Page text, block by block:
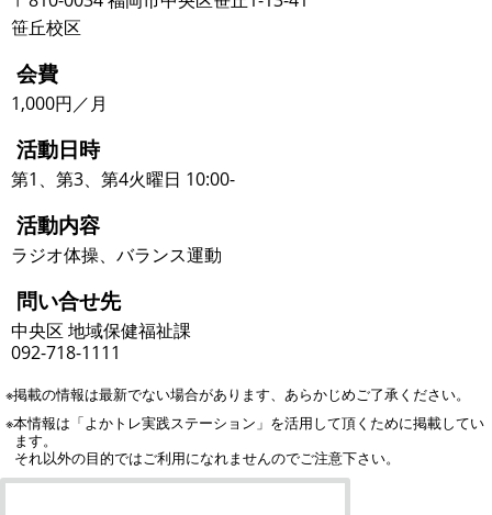
笹丘校区
会費
1,000円／月
活動日時
第1、第3、第4火曜日 10:00-
活動内容
ラジオ体操、バランス運動
問い合せ先
中央区 地域保健福祉課
092-718-1111
※掲載の情報は最新でない場合があります、あらかじめご了承ください。
※本情報は「よかトレ実践ステーション」を活用して頂くために掲載してい
ます。
それ以外の目的ではご利用になれませんのでご注意下さい。